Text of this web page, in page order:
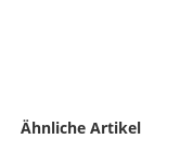
Ähnliche Artikel